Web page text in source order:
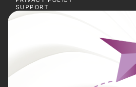
SUPPORT